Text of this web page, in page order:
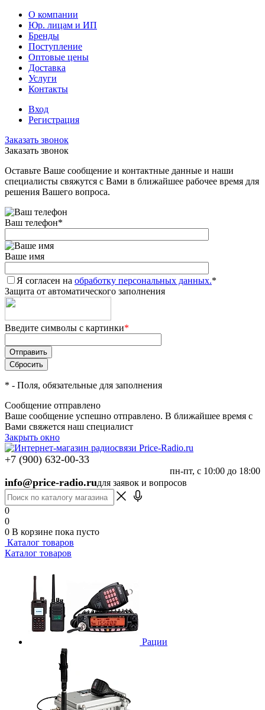
О компании
Юр. лицам и ИП
Бренды
Поступление
Оптовые цены
Доставка
Услуги
Контакты
Вход
Регистрация
Заказать звонок
Заказать звонок
Оставьте Ваше сообщение и контактные данные и наши
специалисты свяжутся с Вами в ближайшее рабочее время для
решения Вашего вопроса.
Ваш телефон*
Ваше имя
Я согласен на обработку персональных данных.*
Защита от автоматического заполнения
Введите символы с картинки*
* - Поля, обязательные для заполнения
Сообщение отправлено
Ваше сообщение успешно отправлено. В ближайшее время с
Вами свяжется наш специалист
Закрыть окно
+7 (900) 632-00-33
пн-пт, с 10:00 до 18:00
info@price-radio.ruдля заявок и вопросов
0
0
0 В корзине пока пусто
Каталог товаров
Каталог товаров
Рации